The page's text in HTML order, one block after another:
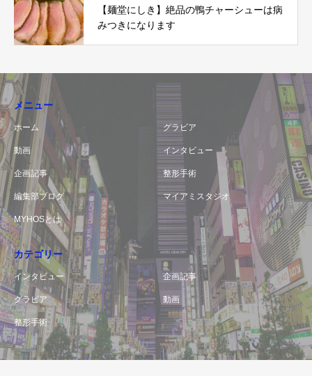
【麺堂にしき】絶品の鴨チャーシューは病
みつきになります
メニュー
ホーム グラビア
動画 インタビュー
企画記事 整形手術
編集部ブログ マイアミスタジオ
MYHOSとは
カテゴリー
インタビュー 企画記事
グラビア 動画
整形手術